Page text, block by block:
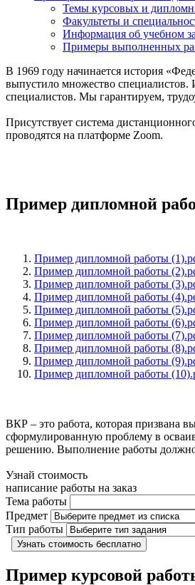
Темы курсовых и
Факультеты и
Информация об учебном
Примеры выполненных
В 1969 году начинается история
выпустило множество специалистов.
специалистов. Мы гарантируем,
Присутствует система
проводятся на платформе Zoom.
Пример дипломной
Пример дипломной работы
Пример дипломной работы
Пример дипломной работы
Пример дипломной работы
Пример дипломной работы
Пример дипломной работы
Пример дипломной работы
Пример дипломной работы
Пример дипломной работы
Пример дипломной работы
ВКР – это работа, которая призвана
сформулированную проблему в
решению. Выполнение работы должно
Узнай стоимость
написание работы на заказ
Тема работы
Предмет
Тип работы
Узнать стоимость бесплатно
Пример курсовой